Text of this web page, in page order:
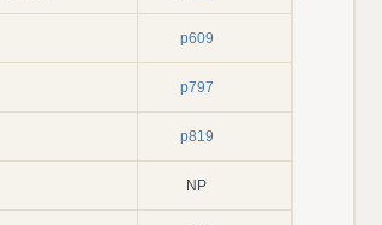
p609
p797
p819
NP